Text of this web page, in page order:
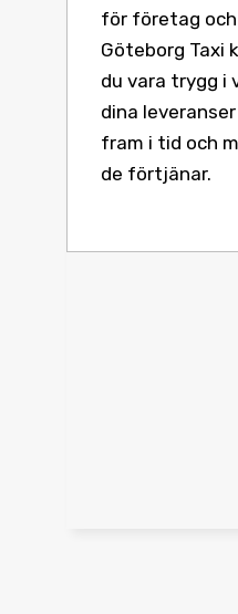
för företag
Göteborg Taxi
du vara trygg i
dina
fram i tid och
de förtjänar.